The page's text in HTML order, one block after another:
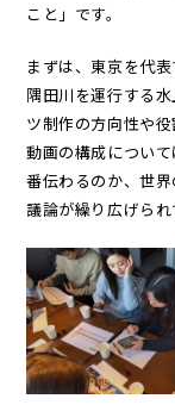
こと」です。
まずは、東京を代
隅田川を運行する
ツ制作の方向性や
動画の構成につい
番伝わるのか、世
議論が繰り広げられ